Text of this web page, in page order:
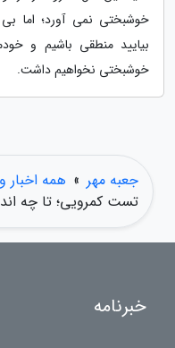
خوشبختی نمی آورد؛ اما
بیایید منطقی باشیم و
خوشبختی نخواهیم داشت.
جعبه مهر » همه اخبار
تست کمرویی؛ تا چه
خبرنامه